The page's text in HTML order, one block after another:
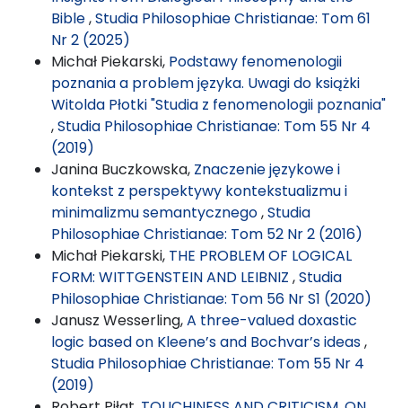
Bible,Studia Philosophiae Christianae: Tom 61
Nr 2 (2025)
Michał Piekarski, Podstawy fenomenologii
poznania a problem języka. Uwagi do książki
Witolda Płotki "Studia z fenomenologii poznania"
,Studia Philosophiae Christianae: Tom 55 Nr 4
(2019)
Janina Buczkowska, Znaczenie językowe i
kontekst z perspektywy kontekstualizmu i
minimalizmu semantycznego,Studia
Philosophiae Christianae: Tom 52 Nr 2 (2016)
Michał Piekarski, THE PROBLEM OF LOGICAL
FORM: WITTGENSTEIN AND LEIBNIZ ,Studia
Philosophiae Christianae: Tom 56 Nr S1 (2020)
Janusz Wesserling,A three-valued doxastic
logic based on Kleene’s and Bochvar’s ideas,
Studia Philosophiae Christianae: Tom 55 Nr 4
(2019)